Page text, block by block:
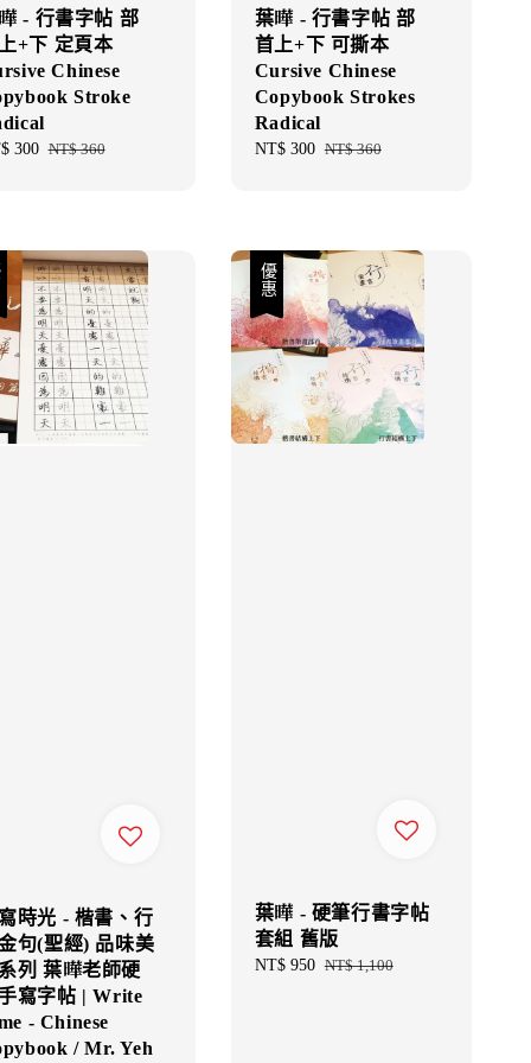
- 行書字帖 部
+下 定頁本
Chinese
Stroke
300 Regular
NT$ 360
葉曄 - 行書字帖 部
首上+下 可撕本
Cursive Chinese
Copybook Strokes
Radical
Sale
NT$ 300 Regular
NT$ 360
時光 - 楷書、行
句(聖經) 品味美
列 葉曄老師硬
寫字帖 | Write
- Chinese
/ Mr. Yeh
優惠
葉曄 - 硬筆行書字帖
套組 舊版
Sale
NT$ 950 Regular
NT$ 1,100